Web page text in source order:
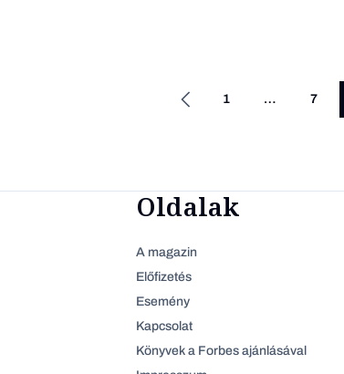
1 … 7
Oldalak
A magazin
Előfizetés
Esemény
Kapcsolat
Könyvek a Forbes ajánlásával